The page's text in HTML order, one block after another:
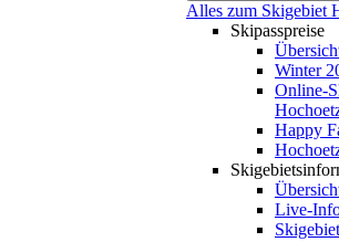
Alles zum Skigebiet
Skipasspreise
Winter
Online-
Happy
Live-